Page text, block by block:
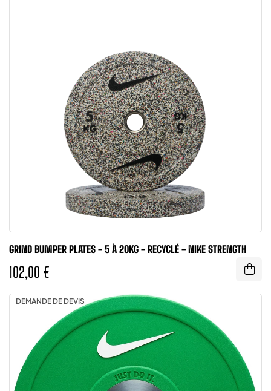
GRIND BUMPER PLATES - 5 À 20KG - RECYCLÉ - NIKE STRENGTH
102,00 €
DEMANDE DE DEVIS